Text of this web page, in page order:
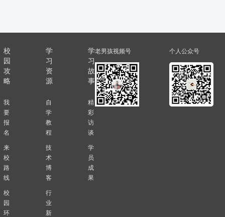
校
园
攻
略
我
要
报
名
来
校
路
线
校
园
环
学
习
资
源
自
学
教
程
技
术
博
客
行
业
新
学
习
故
事
精
彩
访
谈
学
员
成
果
老男孩视频号 个人公众号